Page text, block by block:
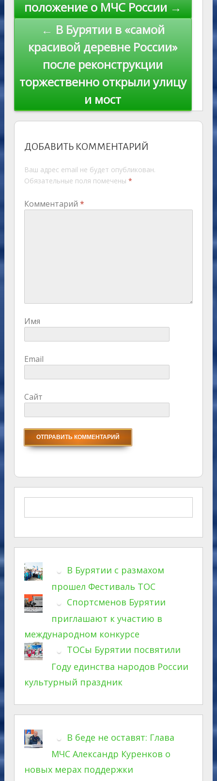
ki
записям
положение о МЧС России →
← В Бурятии в «самой
красивой деревне России»
после реконструкции
торжественно открыли улицу
и мост
ДОБАВИТЬ КОММЕНТАРИЙ
Ваш адрес email не будет опубликован.
Обязательные поля помечены *
Комментарий *
Имя
Email
Сайт
В Бурятии с размахом
прошел Фестиваль ТОС
Спортсменов Бурятии
приглашают к участию в
международном конкурсе
ТОСы Бурятии посвятили
Году единства народов России
культурный праздник
В беде не оставят: Глава
МЧС Александр Куренков о
новых мерах поддержки